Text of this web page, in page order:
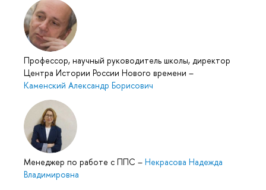
Профессор, научный руководитель школы, директор
Центра Истории России Нового времени –
Каменский Александр Борисович
Менеджер по работе с ППС – Некрасова Надежда
Владимировна